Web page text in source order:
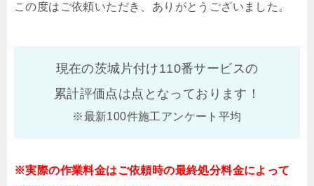
この度はご依頼いただき、ありがとうございました。
現在の茨城片付け110番サービスの
累計評価点は点となっております！
※最新100件施工アンケート平均
※実際の作業料金はご依頼時の最終処分料金によって